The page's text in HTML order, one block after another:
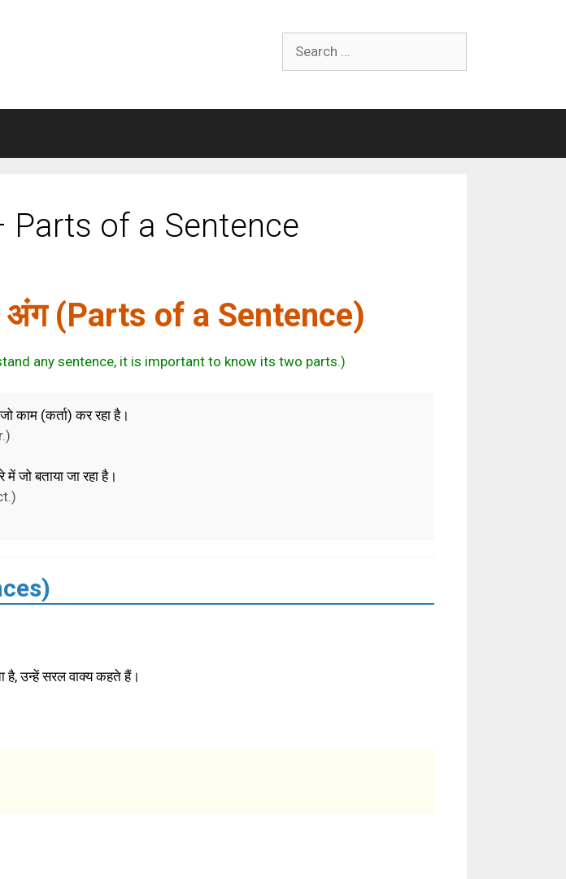
Parts of a Sentence
अंग (Parts of a Sentence)
any sentence, it is important to know its two parts.)
काम (कर्ता) कर रहा है।
जो बताया जा रहा है।
है, उन्हें सरल वाक्य कहते हैं।